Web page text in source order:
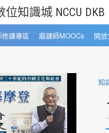
知識城 NCCU DKB
修課專區 磨課師MOOCs 開
知